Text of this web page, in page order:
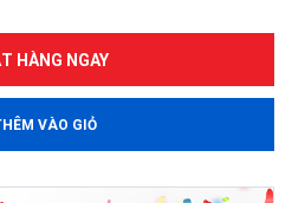
HÀNG NGAY
VÀO GIỎ